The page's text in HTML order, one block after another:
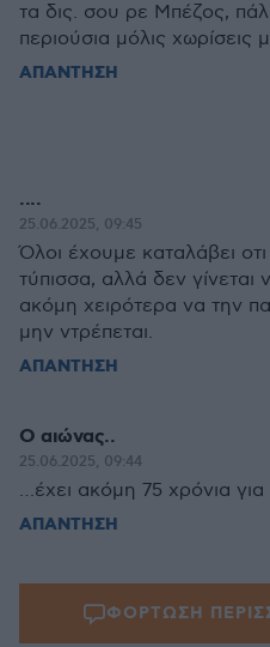
τα δις. σου ρε Μπέζος,
περιούσια μόλις χωρίσεις
ΑΠΑΝΤΗΣΗ
....
25.06.2025, 09:45
Όλοι έχουμε καταλάβει
τύπισσα, αλλά δεν γίνεται
ακόμη χειρότερα να την
μην ντρέπεται.
ΑΠΑΝΤΗΣΗ
Ο αιώνας..
25.06.2025, 09:44
…έχει ακόμη 75 χρόνια για
ΑΠΑΝΤΗΣΗ
ΦΟΡΤΩΣΗ